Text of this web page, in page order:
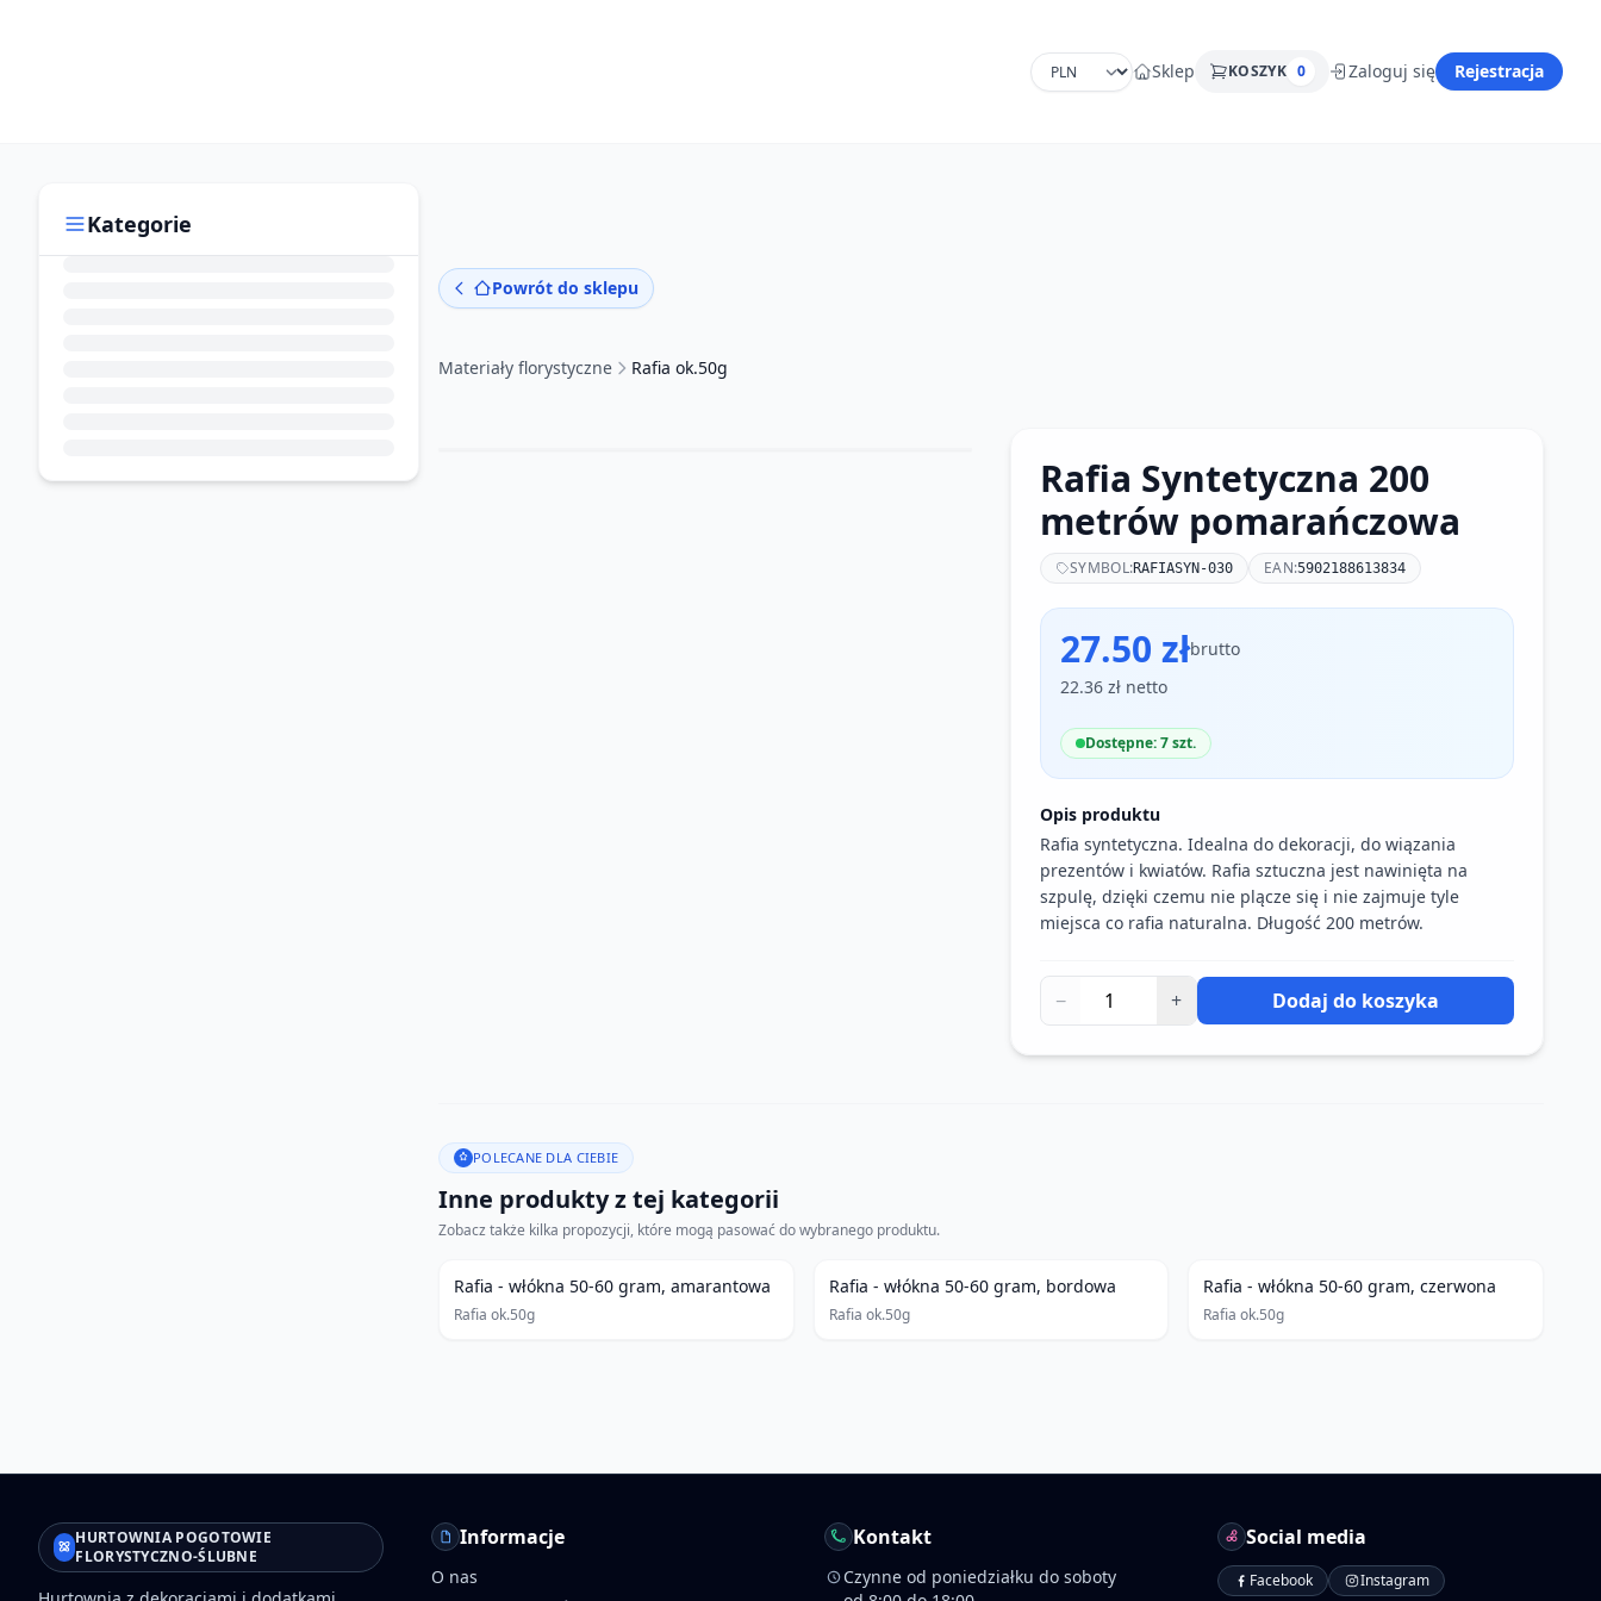
Sklep KOSZYK 0 Zaloguj się Rejestracja
Kategorie
Powrót do sklepu
Materiały florystyczne Rafia ok.50g
Rafia Syntetyczna 200
metrów pomarańczowa
SYMBOL:RAFIASYN-030 EAN:5902188613834
27.50 złbrutto
22.36 zł netto
Dostępne: 7 szt.
Opis produktu
Rafia syntetyczna. Idealna do dekoracji, do wiązania
prezentów i kwiatów. Rafia sztuczna jest nawinięta na
szpulę, dzięki czemu nie plącze się i nie zajmuje tyle
miejsca co rafia naturalna. Długość 200 metrów.
− + Dodaj do koszyka
POLECANE DLA CIEBIE
Inne produkty z tej kategorii
Zobacz także kilka propozycji, które mogą pasować do wybranego produktu.
Rafia - włókna 50-60 gram, amarantowa
Rafia ok.50g
Rafia - włókna 50-60 gram, bordowa
Rafia ok.50g
Rafia - włókna 50-60 gram, czerwona
Rafia ok.50g
HURTOWNIA POGOTOWIE
FLORYSTYCZNO-ŚLUBNE
Informacje
O nas
Kontakt
Czynne od poniedziałku do soboty
Social media
Facebook Instagram